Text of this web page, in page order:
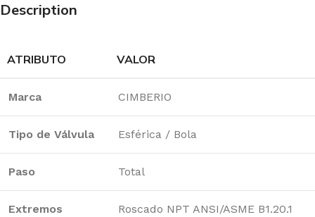
Description
ATRIBUTO VALOR
Marca CIMBERIO
Tipo de Válvula Esférica / Bola
Paso Total
Extremos Roscado NPT ANSI/ASME B1.20.1